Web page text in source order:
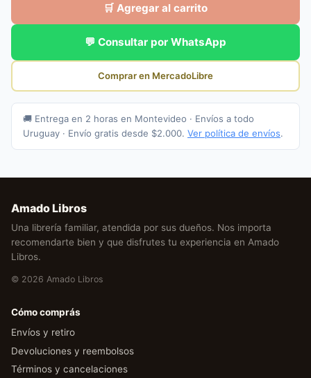
🛒 Agregar al carrito
💬 Consultar por WhatsApp
Comprar en MercadoLibre
🚚 Entrega en 2 horas en Montevideo · Envíos a todo
Uruguay · Envío gratis desde $2.000. Ver política de envíos.
Amado Libros
Una librería familiar, atendida por sus dueños. Nos importa
recomendarte bien y que disfrutes tu experiencia en Amado
Libros.
© 2026 Amado Libros
Cómo comprás
Envíos y retiro
Devoluciones y reembolsos
Términos y cancelaciones